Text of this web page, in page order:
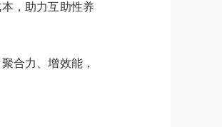
，助力互助性养
合力、增效能，